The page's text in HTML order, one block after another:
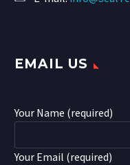
EMAIL US
Your Name (required)
Your Email (required)